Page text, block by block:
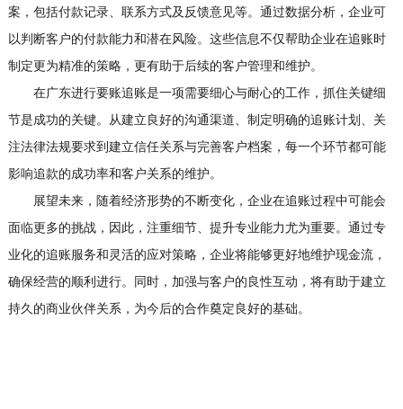
案，包括付款记录、联系方式及反馈意见等。通过数据分析，企业可
以判断客户的付款能力和潜在风险。这些信息不仅帮助企业在追账时
制定更为精准的策略，更有助于后续的客户管理和维护。
在广东进行要账追账是一项需要细心与耐心的工作，抓住关键细
节是成功的关键。从建立良好的沟通渠道、制定明确的追账计划、关
注法律法规要求到建立信任关系与完善客户档案，每一个环节都可能
影响追款的成功率和客户关系的维护。
展望未来，随着经济形势的不断变化，企业在追账过程中可能会
面临更多的挑战，因此，注重细节、提升专业能力尤为重要。通过专
业化的追账服务和灵活的应对策略，企业将能够更好地维护现金流，
确保经营的顺利进行。同时，加强与客户的良性互动，将有助于建立
持久的商业伙伴关系，为今后的合作奠定良好的基础。